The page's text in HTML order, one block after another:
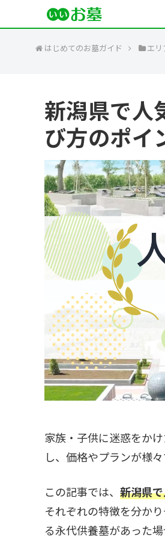
はじめてのお墓ガイド エ
新潟県で人
び方のポイ
家族・子供に迷惑をか
し、価格やプランが様
この記事では、 新潟県
それぞれの特徴を分か
る永代供養墓があった